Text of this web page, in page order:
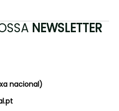
NEWSLETTER
nacional)